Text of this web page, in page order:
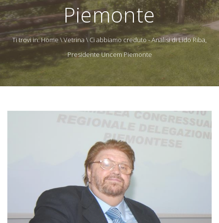
Piemonte
Ti trovi in:Home \Vetrina \ Ci abbiamo creduto - Analisi di Lido Riba,
Presidente Uncem Piemonte